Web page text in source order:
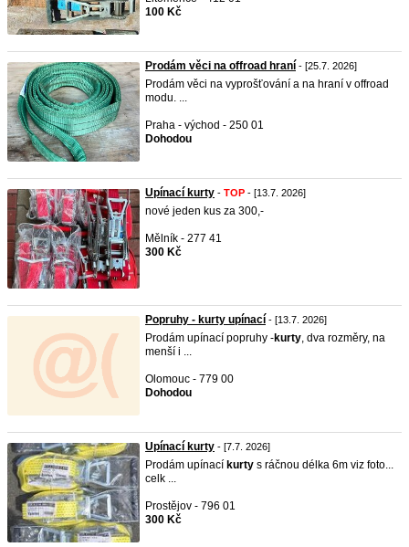
100 Kč
Prodám věci na offroad hraní - [25.7. 2026]
Prodám věci na vyprošťování a na hraní v offroad
modu. ...
Praha - východ - 250 01
Dohodou
Upínací kurty - TOP - [13.7. 2026]
nové jeden kus za 300,-
Mělník - 277 41
300 Kč
Popruhy - kurty upínací - [13.7. 2026]
Prodám upínací popruhy -kurty, dva rozměry, na
menší i ...
Olomouc - 779 00
Dohodou
Upínací kurty - [7.7. 2026]
Prodám upínací kurty s ráčnou délka 6m viz foto...
celk ...
Prostějov - 796 01
300 Kč